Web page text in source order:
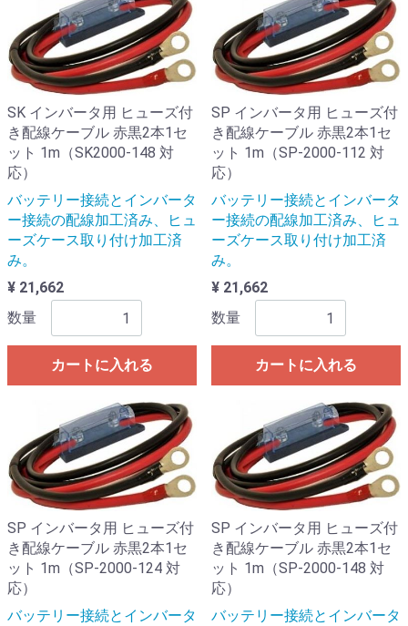
SK インバータ用 ヒューズ付
き配線ケーブル 赤黒2本1セ
ット 1m（SK2000-148 対
応）
バッテリー接続とインバータ
ー接続の配線加工済み、ヒュ
ーズケース取り付け加工済
み。
¥ 21,662
数量
カートに入れる
SP インバータ用 ヒューズ付
き配線ケーブル 赤黒2本1セ
ット 1m（SP-2000-112 対
応）
バッテリー接続とインバータ
ー接続の配線加工済み、ヒュ
ーズケース取り付け加工済
み。
¥ 21,662
数量
カートに入れる
SP インバータ用 ヒューズ付
き配線ケーブル 赤黒2本1セ
ット 1m（SP-2000-124 対
応）
バッテリー接続とインバータ
SP インバータ用 ヒューズ付
き配線ケーブル 赤黒2本1セ
ット 1m（SP-2000-148 対
応）
バッテリー接続とインバータ